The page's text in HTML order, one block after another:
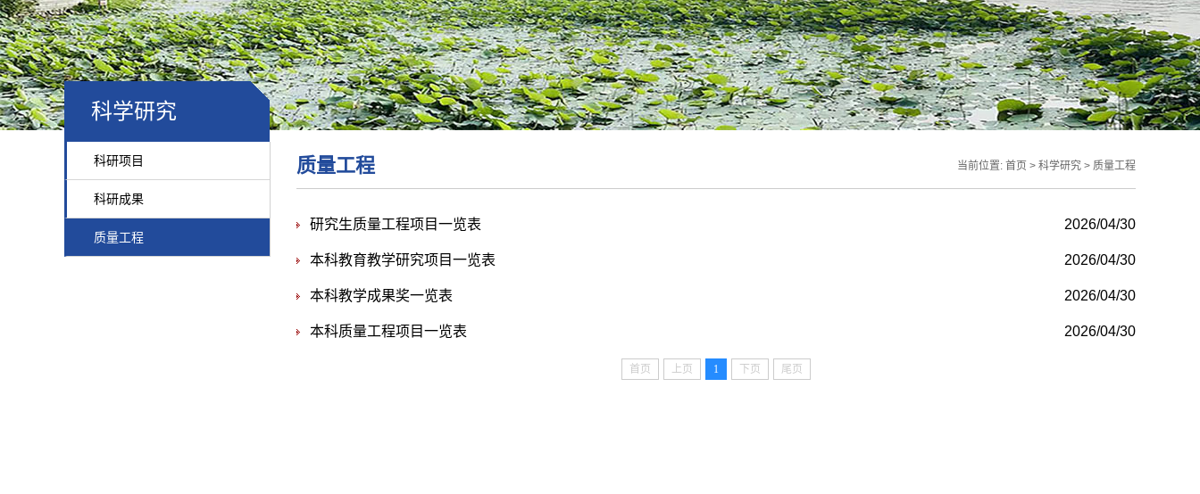
科学研究
科研项目
科研成果
质量工程
质量工程 当前位置: 首页 > 科学研究 > 质量工程
2026/04/30
研究生质量工程项目一览表
2026/04/30
本科教育教学研究项目一览表
2026/04/30
本科教学成果奖一览表
2026/04/30
本科质量工程项目一览表
首页 上页 1 下页 尾页